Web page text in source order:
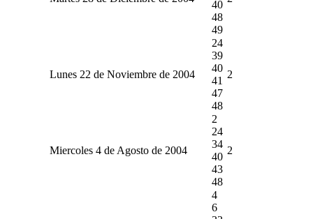
40
48
49
Lunes 22 de Noviembre de 2004
24
39
40
41
47
48
2
Miercoles 4 de Agosto de 2004
2
24
34
40
43
48
2
4
6